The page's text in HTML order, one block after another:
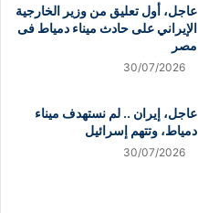
عاجل، أول تعليق من وزير الخارجية
الإيراني على حادث ميناء دمياط فى
مصر
30/07/2026
عاجل، إيران .. لم نستهدف ميناء
دمياط، وتتهم إسرائيل
30/07/2026